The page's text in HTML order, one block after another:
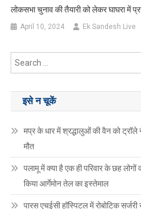
लोकसभा चुनाव की तैयारी को लेकर घाघरा में
April 10, 2024 Ek Sandesh Live
इसे न चूकें
मप्र के धार में श्रद्धालुओं की वैन को
मौत
पलामू में क्या है एक ही परिवार के छह लोगों
किया आर्गेमोन तेल का इस्तेमाल
पारस एचईसी हॉस्पिटल में रोबोटिक